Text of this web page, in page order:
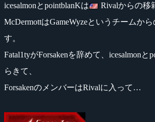
icesalmonとpointblanKは
Rivalからの移
McDermottはGameWyzeというチームか
す。
Fatal1tyがForsakenを辞めて、icesalmonと
らきて、
ForsakenのメンバーはRivalに入って…